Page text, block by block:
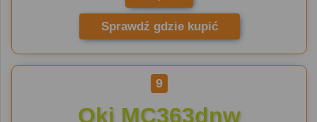
Sprawdź gdzie kupić
9
Oki MC363dnw